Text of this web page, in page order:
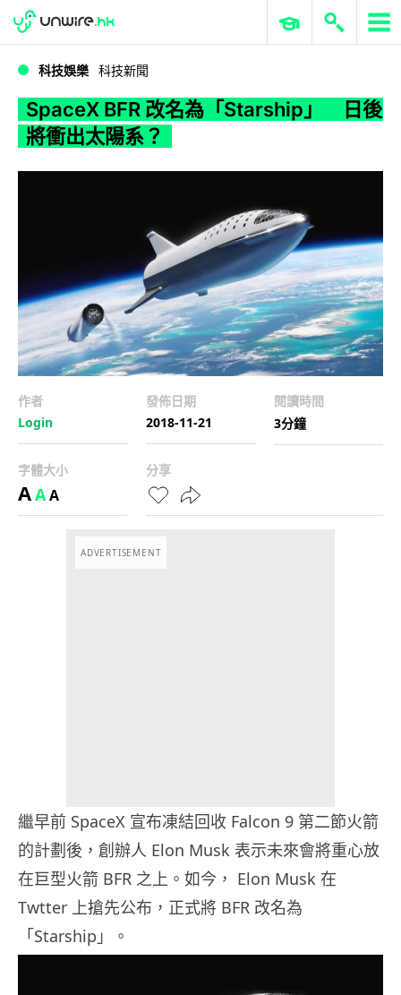
WWDC 2026 ERP 與商業 AI
科技娛樂 科技新聞
SpaceX BFR 改名為「Starship」 日後
將衝出太陽系？
作者
Login
發佈日期
2018-11-21
閱讀時間
3分鐘
字體大小
AAA
分享
ADVERTISEMENT
繼早前 SpaceX 宣布凍結回收 Falcon 9 第二節火箭
的計劃後，創辦人 Elon Musk 表示未來會將重心放
在巨型火箭 BFR 之上。如今， Elon Musk 在
Twtter 上搶先公布，正式將 BFR 改名為
「Starship」。